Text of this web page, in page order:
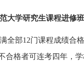
大学研究生课程进修
全部12门课程成绩合
格者可连考四年，